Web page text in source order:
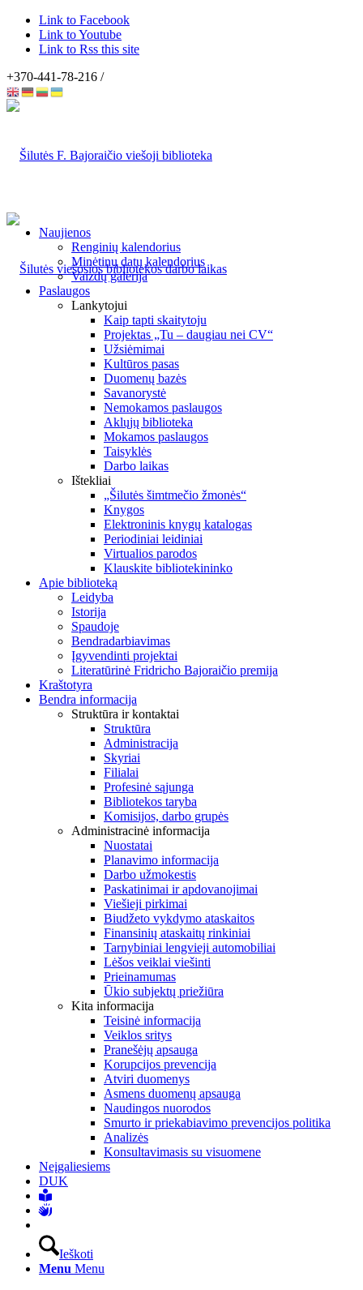
Link to Facebook
Link to Youtube
Link to Rss this site
+370-441-78-216 /
Naujienos
Renginių kalendorius
Minėtinų datų kalendorius
Vaizdų galerija
Paslaugos
Lankytojui
Kaip tapti skaitytoju
Projektas „Tu – daugiau nei CV“
Užsiėmimai
Kultūros pasas
Duomenų bazės
Savanorystė
Nemokamos paslaugos
Aklųjų biblioteka
Mokamos paslaugos
Taisyklės
Darbo laikas
Ištekliai
„Šilutės šimtmečio žmonės“
Knygos
Elektroninis knygų katalogas
Periodiniai leidiniai
Virtualios parodos
Klauskite bibliotekininko
Apie biblioteką
Leidyba
Istorija
Spaudoje
Bendradarbiavimas
Įgyvendinti projektai
Literatūrinė Fridricho Bajoraičio premija
Kraštotyra
Bendra informacija
Struktūra ir kontaktai
Struktūra
Administracija
Skyriai
Filialai
Profesinė sąjunga
Bibliotekos taryba
Komisijos, darbo grupės
Administracinė informacija
Nuostatai
Planavimo informacija
Darbo užmokestis
Paskatinimai ir apdovanojimai
Viešieji pirkimai
Biudžeto vykdymo ataskaitos
Finansinių ataskaitų rinkiniai
Tarnybiniai lengvieji automobiliai
Lėšos veiklai viešinti
Prieinamumas
Ūkio subjektų priežiūra
Kita informacija
Teisinė informacija
Veiklos sritys
Pranešėjų apsauga
Korupcijos prevencija
Atviri duomenys
Asmens duomenų apsauga
Naudingos nuorodos
Smurto ir priekabiavimo prevencijos politika
Analizės
Konsultavimasis su visuomene
Neįgaliesiems
DUK
Ieškoti
Menu Menu